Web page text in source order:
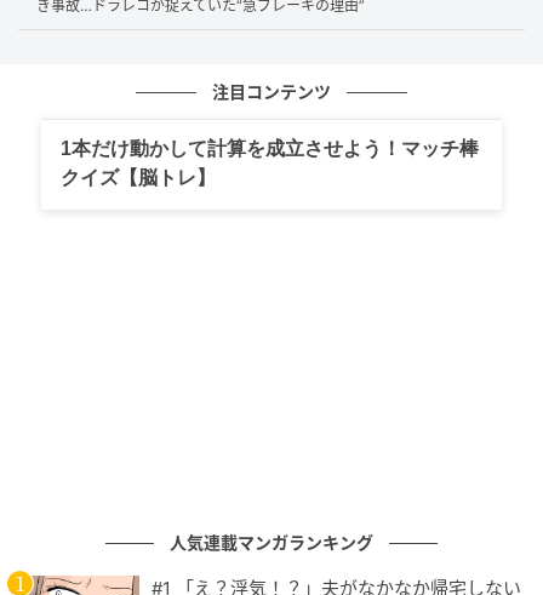
一方で、相手側は「後ろから急に右へ寄ってきたよう
い傾向があります。
ドライブレコーダーの映像を確認したところ、Nさん
自身が思っていた以上に、かなり早い段階から中央線
き事故…ドラレコが捉えていた“急ブレーキの理由”
注目コンテンツ
1本だけ動かして計算を成立させよう！マッチ棒
クイズ【脳トレ】
人気連載マンガランキング
#1 「え？浮気！？」夫がなかなか帰宅しない